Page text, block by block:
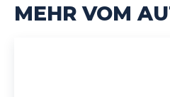
MEHR VOM